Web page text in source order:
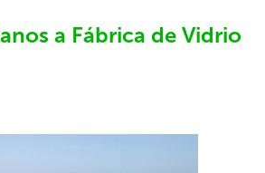
a Fábrica de Vidrio